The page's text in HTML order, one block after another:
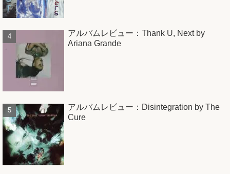
アルバムレビュー：Thank U, Next by
Ariana Grande
アルバムレビュー：Disintegration by The
Cure